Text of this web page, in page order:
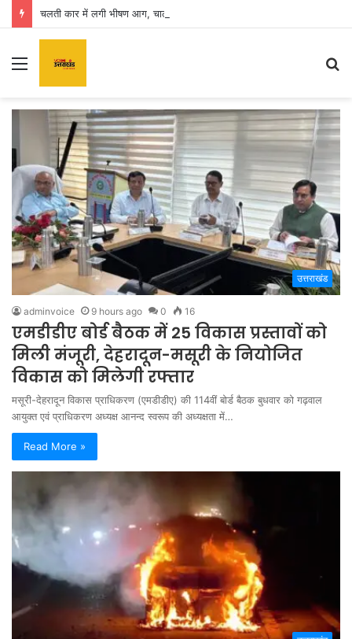
चलती कार में लगी भीषण आग, चालक ने कूदकर बचाई जान
Menu
उत्तराखंड
adminvoice 9 hours ago 0 16
एमडीडीए बोर्ड बैठक में 25 विकास प्रस्तावों को
मिली मंजूरी, देहरादून-मसूरी के नियोजित
विकास को मिलेगी रफ्तार
मसूरी-देहरादून विकास प्राधिकरण (एमडीडीए) की 114वीं बोर्ड बैठक बुधवार को गढ़वाल
आयुक्त एवं प्राधिकरण अध्यक्ष आनन्द स्वरूप की अध्यक्षता में…
Read More »